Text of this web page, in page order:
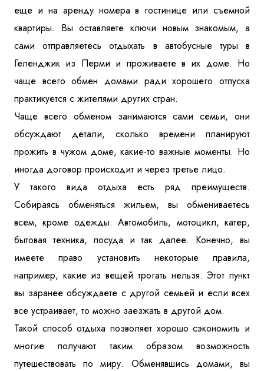
еще и на аренду номера в гостинице или съемной
квартиры. Вы оставляете ключи новым знакомым, а
сами отправляетесь отдыхать в автобусные туры в
Геленджик из Перми и проживаете в их доме. Но
чаще всего обмен домами ради хорошего отпуска
практикуется с жителями других стран.
Чаще всего обменом занимаются сами семьи, они
обсуждают детали, сколько времени планируют
прожить в чужом доме, какие-то важные моменты. Но
иногда договор происходит и через третье лицо.
У такого вида отдыха есть ряд преимуществ.
Собираясь обменяться жильем, вы обмениваетесь
всем, кроме одежды. Автомобиль, мотоцикл, катер,
бытовая техника, посуда и так далее. Конечно, вы
имеете право установить некоторые правила,
например, какие из вещей трогать нельзя. Этот пункт
вы заранее обсуждаете с другой семьей и если всех
все устраивает, то можно заезжать в другой дом.
Такой способ отдыха позволяет хорошо сэкономить и
многие получают таким образом возможность
путешествовать по миру. Обменявшись домами, вы